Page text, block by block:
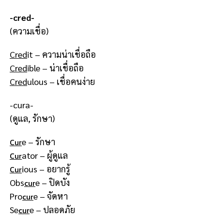
-cred-
(ความเชื่อ)
Credit – ความน่าเชื่อถือ
Credible – น่าเชื่อถือ
Credulous – เชื่อคนง่าย
-cura-
(ดูแล, รักษา)
Cure – รักษา
Curator – ผู้ดูแล
Curious – อยากรู้
Obscure – ปิดบัง
Procure – จัดหา
Secure – ปลอดภัย